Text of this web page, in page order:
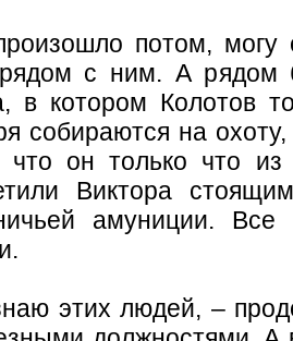
потом, могу
с ним. А рядом
в котором Колотов
собираются на
что он только что
Виктора
амуниции.
этих людей, –